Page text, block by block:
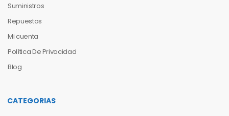
Suministros
Repuestos
Mi cuenta
Política De Privacidad
Blog
CATEGORIAS